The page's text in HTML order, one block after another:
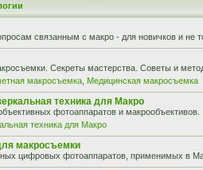
связанным с макро - для новичков и не
Секреты мастерства. Советы и
макросъемка Медицинская макросъемка
техника для Макро
фотоаппаратов и макрообъективов.
техника для Макро
макросъемки
цифровых фотоаппаратов, применимых в